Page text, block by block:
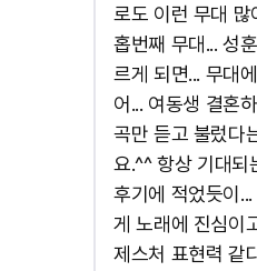
로도 이런 무대 많
홉번째 무대... 성
르게 되면... 무대
어... 여동생 결혼
곡만 듣고 불렀다
요.^^ 항상 기대되
후기에 적었듯이
게 노래에 진심이
제스처 표현력 같